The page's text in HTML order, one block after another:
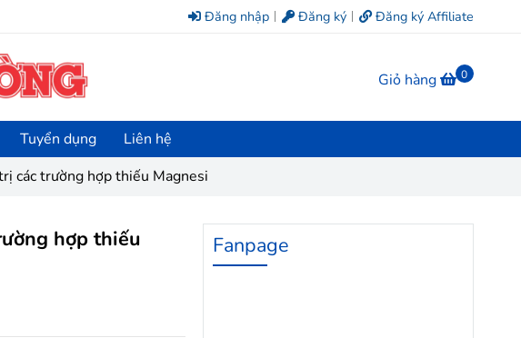
Đăng nhập Đăng ký Đăng ký Affiliate
Giỏ hàng 0
Tuyển dụng
Liên hệ
các trường hợp thiếu Magnesi
hợp thiếu
Fanpage